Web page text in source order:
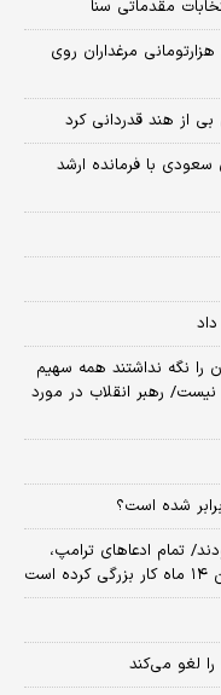
مقدماتی سنا
قیمت واقعی مرغ اعلام شد/ ماجرای ضرر ۵۰ هزارتومانی مرغداران روی
از هند قدردانی کرد
با فرمانده ارشد
را نگه نداشتند همه سهیم
رهبر انقلاب در مورد
تمام ادعاهای ترامپ،
را لغو می‌کند